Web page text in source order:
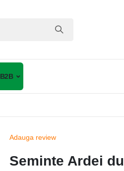
B2B
Adauga review
Seminte Ardei